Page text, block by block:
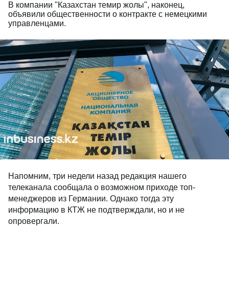
В компании "Казахстан темир жолы", наконец,
объявили общественности о контракте с немецкими
управленцами.
Напомним, три недели назад редакция нашего
телеканала сообщала о возможном приходе топ-
менеджеров из Германии. Однако тогда эту
информацию в КТЖ не подтверждали, но и не
опровергали.